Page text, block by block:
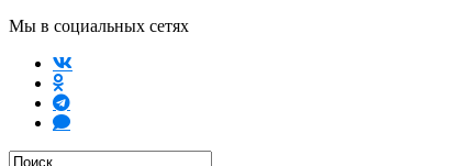
Мы в социальных сетях